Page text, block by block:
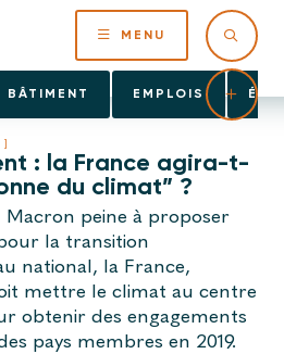
MENU
BÂTIMENT EMPLOIS
: la France agira-t-
du climat” ?
peine à proposer
la transition
national, la France,
mettre le climat au centre
obtenir des engagements
pays membres en 2019.